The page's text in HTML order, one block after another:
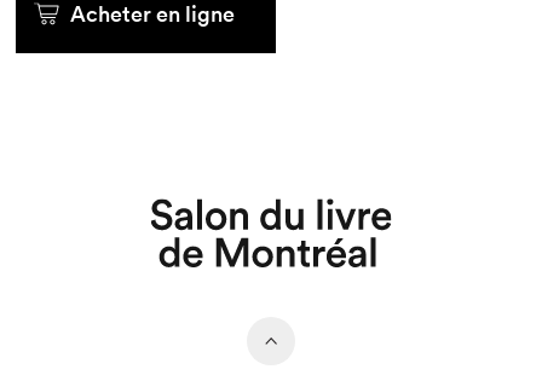
Acheter en ligne